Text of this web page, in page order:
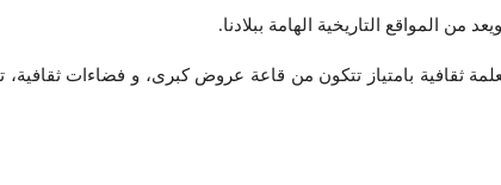
المواقع التاريخية الهامة ببلادنا.
ثقافية بامتياز تتكون من قاعة عروض كبرى، و فضاءات